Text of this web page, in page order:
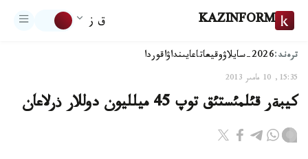
KAZINFORM ق ز
ترەند:2026-سايلاۋ وقيعاتاعايىنداۋاقوردا
15:35, 10 مامىر 2013
كيبةر قئلمئستئق توپ 45 ميلليون دوللار ذرلاعان